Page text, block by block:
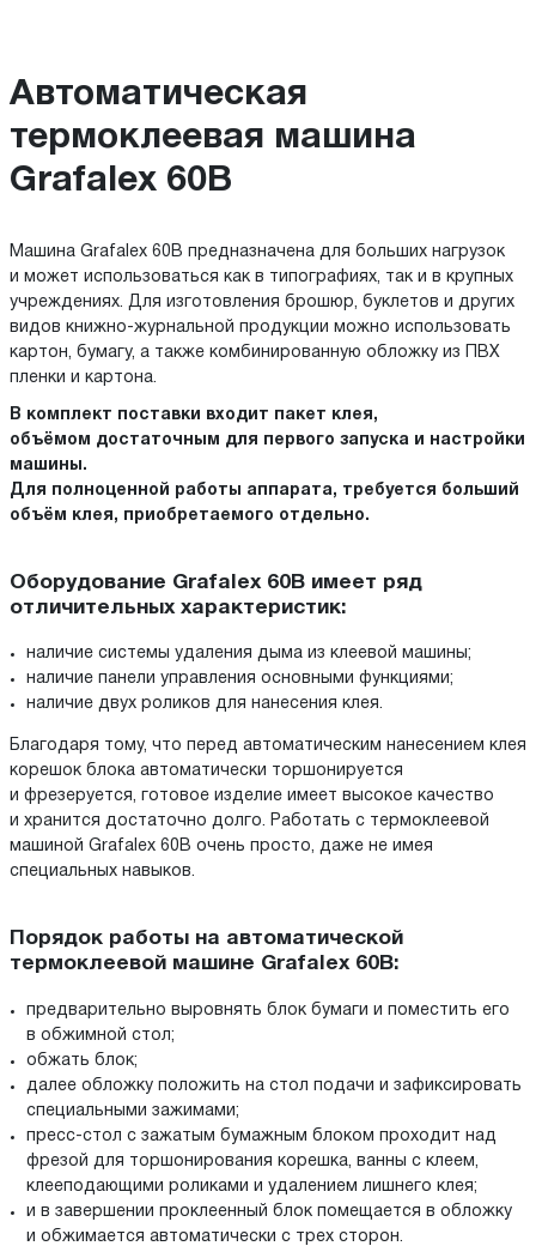
Автоматическая
термоклеевая машина
Grafalex 60B
Машина Grafalex 60B предназначена для больших нагрузок
и может использоваться как в типографиях, так и в крупных
учреждениях. Для изготовления брошюр, буклетов и других
видов книжно-журнальной продукции можно использовать
картон, бумагу, а также комбинированную обложку из ПВХ
пленки и картона.
В комплект поставки входит пакет клея,
объёмом достаточным для первого запуска и настройки
машины.
Для полноценной работы аппарата, требуется больший
объём клея, приобретаемого отдельно.
Оборудование Grafalex 60B имеет ряд
отличительных характеристик:
наличие системы удаления дыма из клеевой машины;
наличие панели управления основными функциями;
наличие двух роликов для нанесения клея.
Благодаря тому, что перед автоматическим нанесением клея
корешок блока автоматически торшонируется
и фрезеруется, готовое изделие имеет высокое качество
и хранится достаточно долго. Работать с термоклеевой
машиной Grafalex 60B очень просто, даже не имея
специальных навыков.
Порядок работы на автоматической
термоклеевой машине Grafalex 60B:
предварительно выровнять блок бумаги и поместить его
в обжимной стол;
обжать блок;
далее обложку положить на стол подачи и зафиксировать
специальными зажимами;
пресс-стол с зажатым бумажным блоком проходит над
фрезой для торшонирования корешка, ванны с клеем,
клееподающими роликами и удалением лишнего клея;
и в завершении проклеенный блок помещается в обложку
и обжимается автоматически с трех сторон.